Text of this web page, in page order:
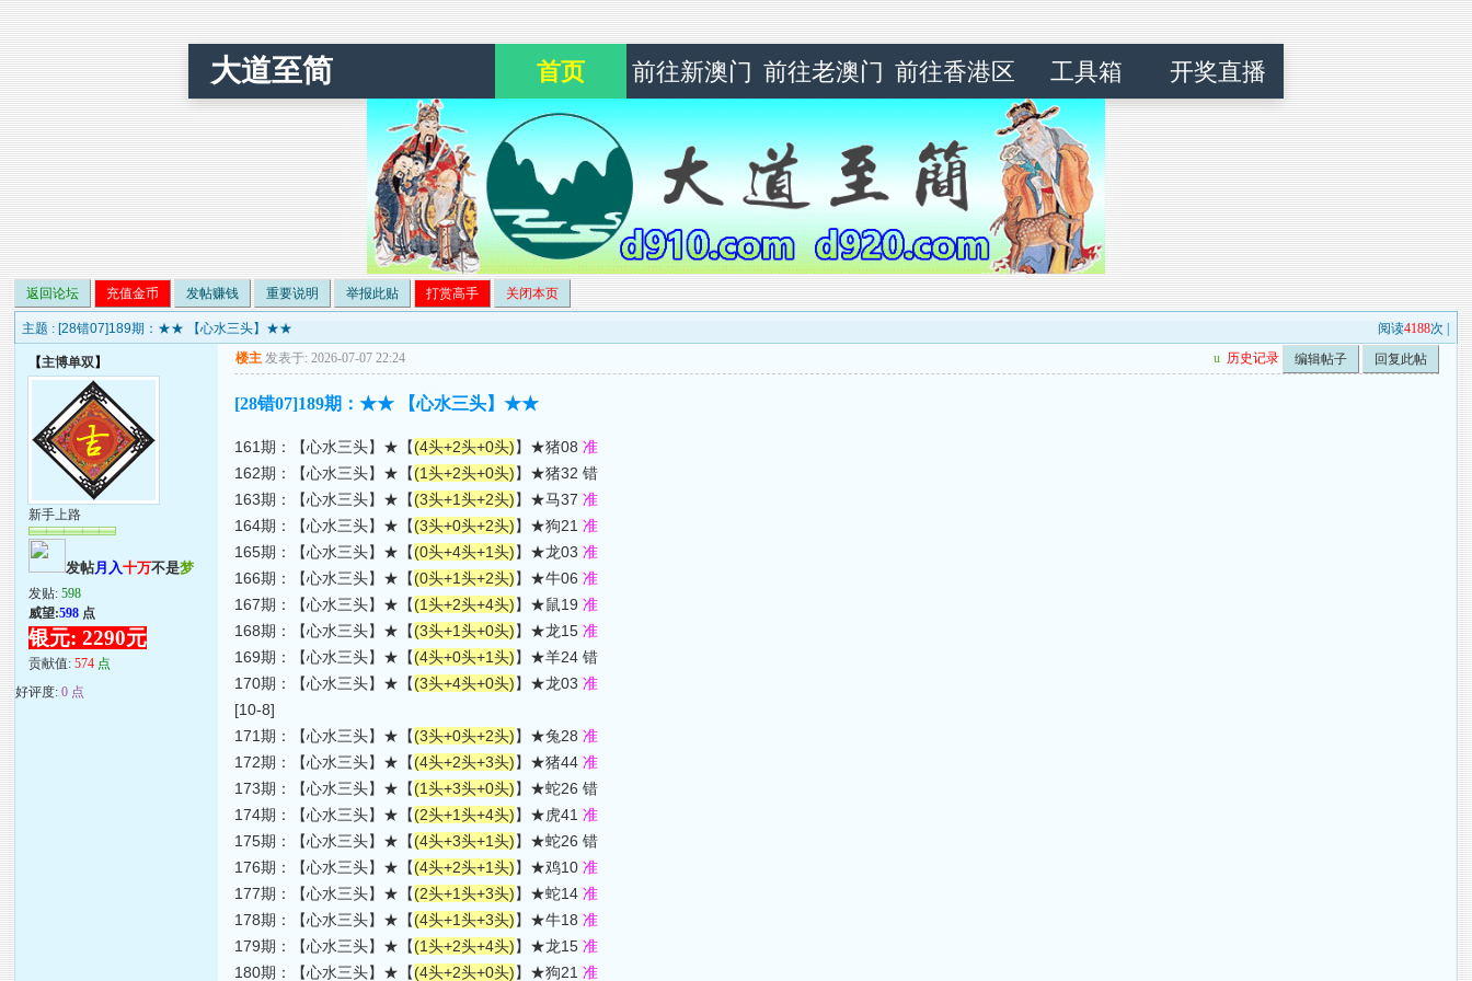
大道至简 首页 前往新澳门 前往老澳门 前往香港区 工具箱 开奖直播
返回论坛 充值金币 发帖赚钱 重要说明 举报此贴 打赏高手 关闭本页
主题 : [28错07]189期：★★ 【心水三头】★★ 阅读4188次 |
【主博单双】
新手上路
发帖月入十万不是梦
发贴:598
威望:598 点
银元: 2290元
贡献值:574 点
好评度:0 点
楼主 发表于: 2026-07-07 22:24 u 历史记录 编辑帖子 回复此帖
[28错07]189期：★★ 【心水三头】★★
161期：【心水三头】★【(4头+2头+0头)】★猪08准
162期：【心水三头】★【(1头+2头+0头)】★猪32 错
163期：【心水三头】★【(3头+1头+2头)】★马37准
164期：【心水三头】★【(3头+0头+2头)】★狗21准
165期：【心水三头】★【(0头+4头+1头)】★龙03准
166期：【心水三头】★【(0头+1头+2头)】★牛06准
167期：【心水三头】★【(1头+2头+4头)】★鼠19准
168期：【心水三头】★【(3头+1头+0头)】★龙15准
169期：【心水三头】★【(4头+0头+1头)】★羊24 错
170期：【心水三头】★【(3头+4头+0头)】★龙03准
[10-8]
171期：【心水三头】★【(3头+0头+2头)】★兔28准
172期：【心水三头】★【(4头+2头+3头)】★猪44准
173期：【心水三头】★【(1头+3头+0头)】★蛇26 错
174期：【心水三头】★【(2头+1头+4头)】★虎41准
175期：【心水三头】★【(4头+3头+1头)】★蛇26 错
176期：【心水三头】★【(4头+2头+1头)】★鸡10准
177期：【心水三头】★【(2头+1头+3头)】★蛇14准
178期：【心水三头】★【(4头+1头+3头)】★牛18准
179期：【心水三头】★【(1头+2头+4头)】★龙15准
180期：【心水三头】★【(4头+2头+0头)】★狗21准